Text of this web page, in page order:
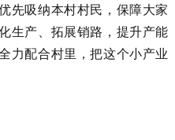
先吸纳本村村民，保障大家
生产、拓展销路，提升产能
力配合村里，把这个小产业